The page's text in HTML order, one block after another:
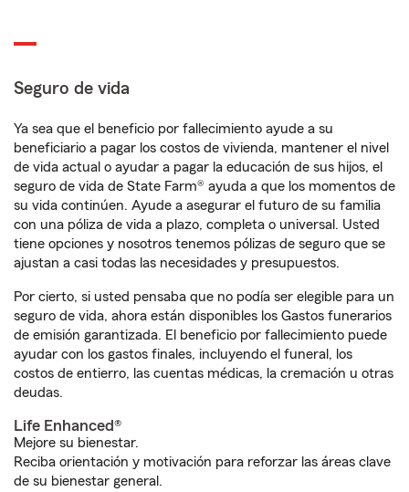
Seguro de vida
Ya sea que el beneficio por fallecimiento ayude a su
beneficiario a pagar los costos de vivienda, mantener el nivel
de vida actual o ayudar a pagar la educación de sus hijos, el
seguro de vida de State Farm® ayuda a que los momentos de
su vida continúen. Ayude a asegurar el futuro de su familia
con una póliza de vida a plazo, completa o universal. Usted
tiene opciones y nosotros tenemos pólizas de seguro que se
ajustan a casi todas las necesidades y presupuestos.
Por cierto, si usted pensaba que no podía ser elegible para un
seguro de vida, ahora están disponibles los Gastos funerarios
de emisión garantizada. El beneficio por fallecimiento puede
ayudar con los gastos finales, incluyendo el funeral, los
costos de entierro, las cuentas médicas, la cremación u otras
deudas.
Life Enhanced®
Mejore su bienestar.
Reciba orientación y motivación para reforzar las áreas clave
de su bienestar general.